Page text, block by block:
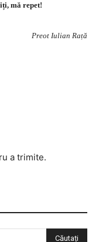
mă repet!
Preot Iulian Rață
a trimite.